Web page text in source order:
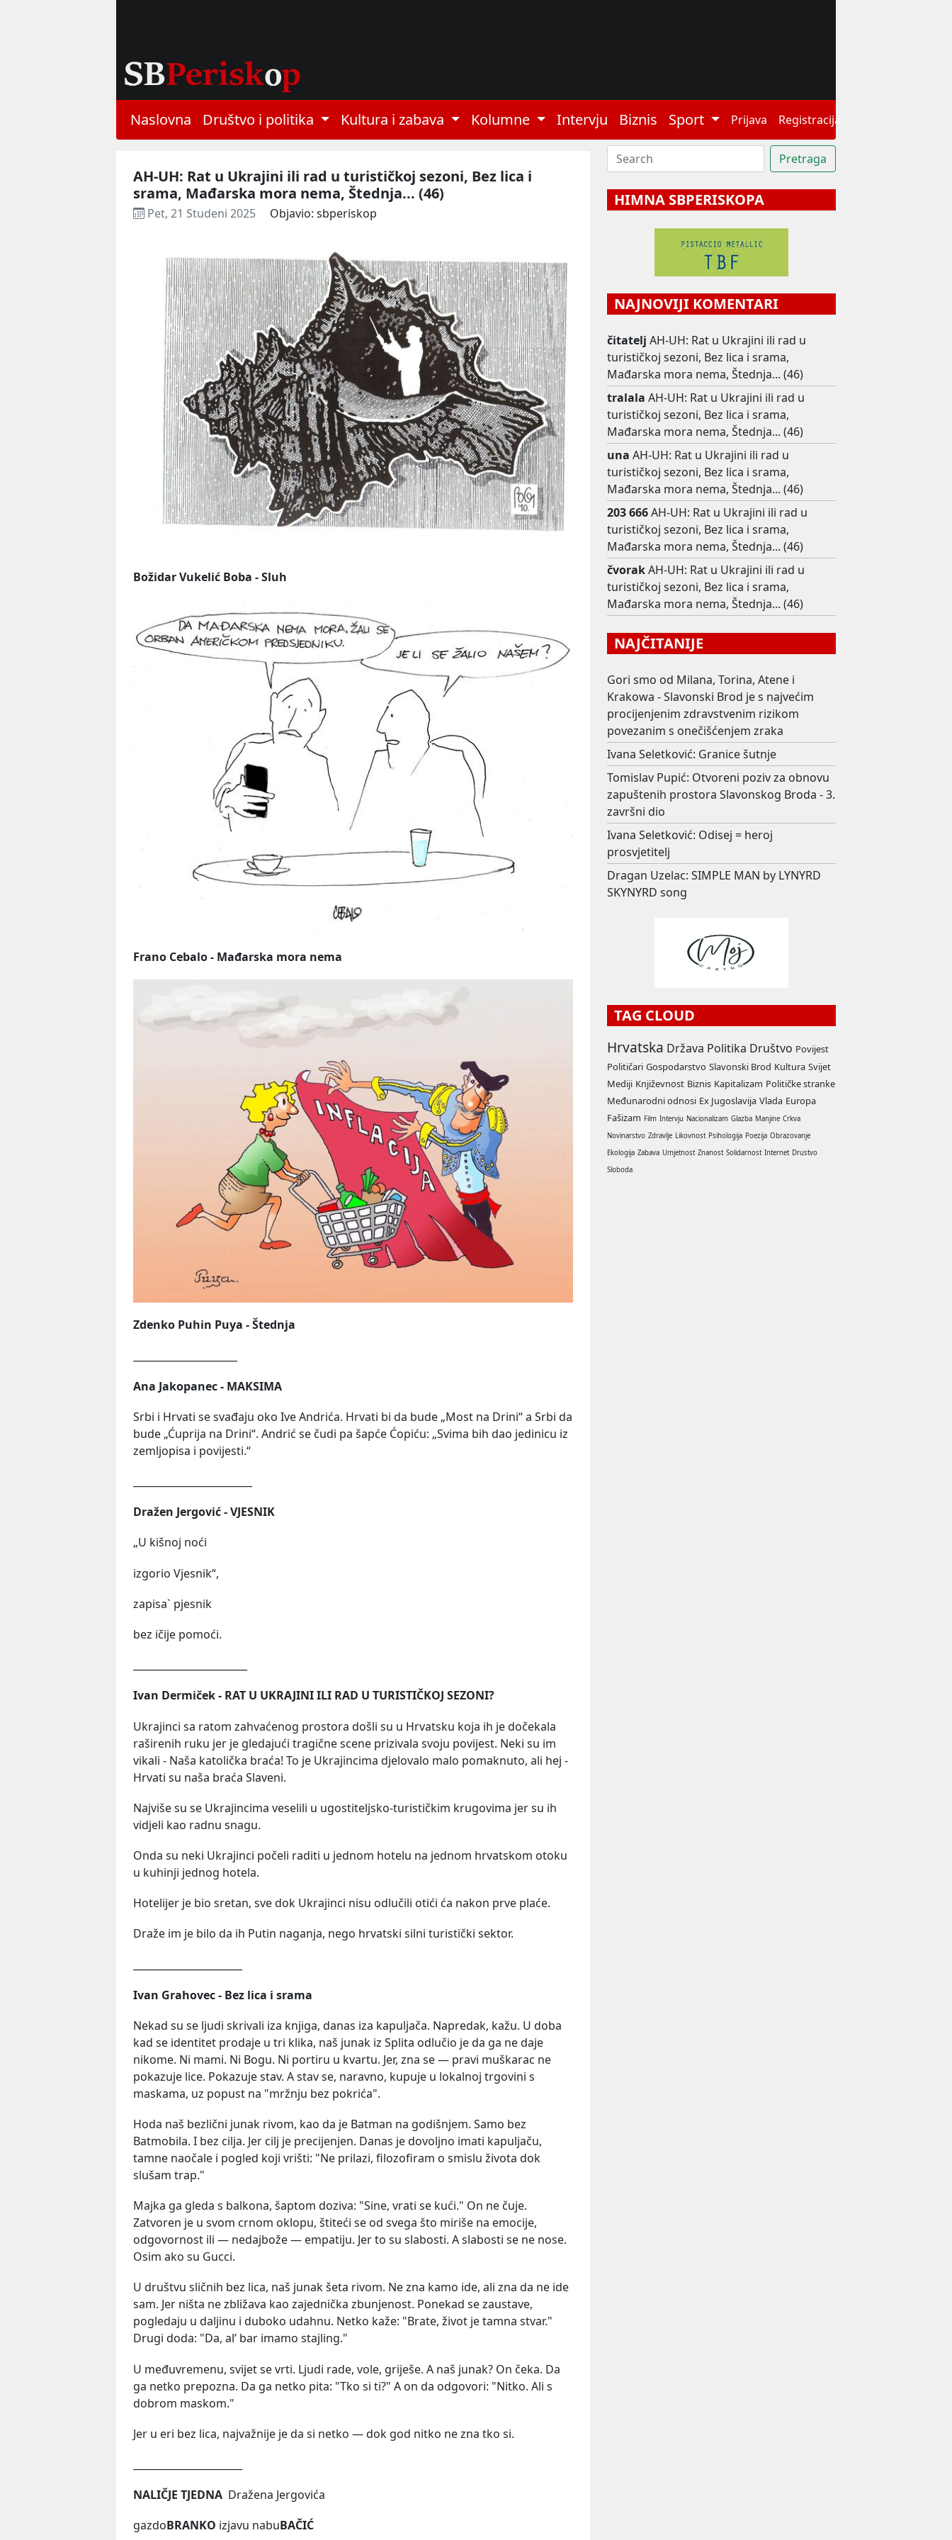
Naslovna Društvo i politika Kultura i zabava Kolumne Intervju Biznis Sport Prijava Registracija
AH-UH: Rat u Ukrajini ili rad u turističkoj sezoni, Bez lica i
srama, Mađarska mora nema, Štednja... (46)
Pet, 21 Studeni 2025 Objavio: sbperiskop
Božidar Vukelić Boba - Sluh
Frano Cebalo - Mađarska mora nema
Zdenko Puhin Puya - Štednja
Ana Jakopanec - MAKSIMA
Srbi i Hrvati se svađaju oko Ive Andrića. Hrvati bi da bude „Most na Drini“ a Srbi da
bude „Ćuprija na Drini“. Andrić se čudi pa šapće Ćopiću: „Svima bih dao jedinicu iz
zemljopisa i povijesti.“
Dražen Jergović - VJESNIK
„U kišnoj noći
izgorio Vjesnik“,
zapisa` pjesnik
bez ičije pomoći.
Ivan Dermiček - RAT U UKRAJINI ILI RAD U TURISTIČKOJ SEZONI?
Ukrajinci sa ratom zahvaćenog prostora došli su u Hrvatsku koja ih je dočekala
raširenih ruku jer je gledajući tragične scene prizivala svoju povijest. Neki su im
vikali - Naša katolička braća! To je Ukrajincima djelovalo malo pomaknuto, ali hej -
Hrvati su naša braća Slaveni.
Najviše su se Ukrajincima veselili u ugostiteljsko-turističkim krugovima jer su ih
vidjeli kao radnu snagu.
Onda su neki Ukrajinci počeli raditi u jednom hotelu na jednom hrvatskom otoku
u kuhinji jednog hotela.
Hotelijer je bio sretan, sve dok Ukrajinci nisu odlučili otići ća nakon prve plaće.
Draže im je bilo da ih Putin naganja, nego hrvatski silni turistički sektor.
Ivan Grahovec - Bez lica i srama
Nekad su se ljudi skrivali iza knjiga, danas iza kapuljača. Napredak, kažu. U doba
kad se identitet prodaje u tri klika, naš junak iz Splita odlučio je da ga ne daje
nikome. Ni mami. Ni Bogu. Ni portiru u kvartu. Jer, zna se — pravi muškarac ne
pokazuje lice. Pokazuje stav. A stav se, naravno, kupuje u lokalnoj trgovini s
maskama, uz popust na "mržnju bez pokrića".
Hoda naš bezlični junak rivom, kao da je Batman na godišnjem. Samo bez
Batmobila. I bez cilja. Jer cilj je precijenjen. Danas je dovoljno imati kapuljaču,
tamne naočale i pogled koji vrišti: "Ne prilazi, filozofiram o smislu života dok
slušam trap."
Majka ga gleda s balkona, šaptom doziva: "Sine, vrati se kući." On ne čuje.
Zatvoren je u svom crnom oklopu, štiteći se od svega što miriše na emocije,
odgovornost ili — nedajbože — empatiju. Jer to su slabosti. A slabosti se ne nose.
Osim ako su Gucci.
U društvu sličnih bez lica, naš junak šeta rivom. Ne zna kamo ide, ali zna da ne ide
sam. Jer ništa ne zbližava kao zajednička zbunjenost. Ponekad se zaustave,
pogledaju u daljinu i duboko udahnu. Netko kaže: "Brate, život je tamna stvar."
Drugi doda: "Da, al’ bar imamo stajling."
U međuvremenu, svijet se vrti. Ljudi rade, vole, griješe. A naš junak? On čeka. Da
ga netko prepozna. Da ga netko pita: "Tko si ti?" A on da odgovori: "Nitko. Ali s
dobrom maskom."
Jer u eri bez lica, najvažnije je da si netko — dok god nitko ne zna tko si.
NALIČJE TJEDNA Dražena Jergovića
gazdoBRANKO izjavu nabuBAČIĆ
HIMNA SBPERISKOPA
NAJNOVIJI KOMENTARI
čitatelj AH-UH: Rat u Ukrajini ili rad u
turističkoj sezoni, Bez lica i srama,
Mađarska mora nema, Štednja... (46)
tralala AH-UH: Rat u Ukrajini ili rad u
turističkoj sezoni, Bez lica i srama,
Mađarska mora nema, Štednja... (46)
una AH-UH: Rat u Ukrajini ili rad u
turističkoj sezoni, Bez lica i srama,
Mađarska mora nema, Štednja... (46)
203 666AH-UH: Rat u Ukrajini ili rad u
turističkoj sezoni, Bez lica i srama,
Mađarska mora nema, Štednja... (46)
čvorakAH-UH: Rat u Ukrajini ili rad u
turističkoj sezoni, Bez lica i srama,
Mađarska mora nema, Štednja... (46)
NAJČITANIJE
Gori smo od Milana, Torina, Atene i
Krakowa - Slavonski Brod je s najvećim
procijenjenim zdravstvenim rizikom
povezanim s onečišćenjem zraka
Ivana Seletković: Granice šutnje
Tomislav Pupić: Otvoreni poziv za obnovu
zapuštenih prostora Slavonskog Broda - 3.
završni dio
Ivana Seletković: Odisej = heroj
prosvjetitelj
Dragan Uzelac: SIMPLE MAN by LYNYRD
SKYNYRD song
TAG CLOUD
Hrvatska Država Politika Društvo Povijest
Političari Gospodarstvo Slavonski Brod Kultura Svijet
Mediji Književnost Biznis Kapitalizam Političke stranke
Međunarodni odnosi Ex Jugoslavija Vlada Europa
Fašizam Film Intervju Nacionalizam Glazba Manjine Crkva
Novinarstvo Zdravlje Likovnost Psihologija Poezija Obrazovanje
Ekologija Zabava Umjetnost Znanost Solidarnost Internet Drustvo
Sloboda